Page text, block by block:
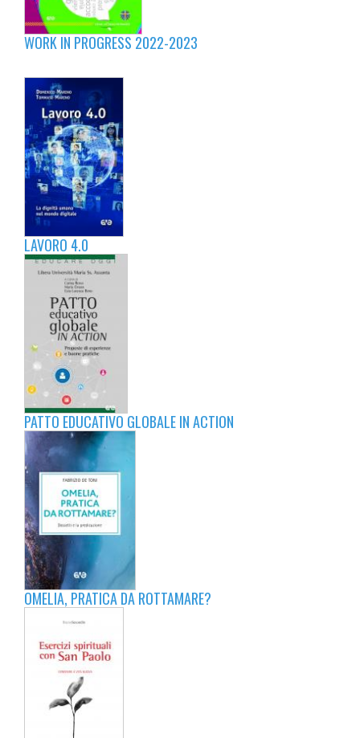
WORK IN PROGRESS 2022-2023
LAVORO 4.0
PATTO EDUCATIVO GLOBALE IN ACTION
OMELIA, PRATICA DA ROTTAMARE?